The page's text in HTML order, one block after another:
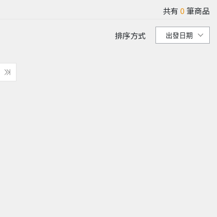
共有 0筆商品
排序方式